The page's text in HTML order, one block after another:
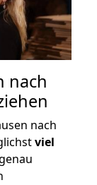
nach
nach
viel